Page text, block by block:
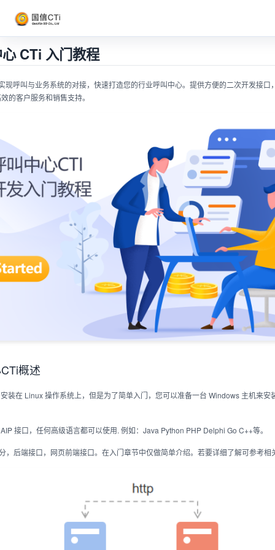
CTi 入门教程
现呼叫与业务系统的对接，快速打造您的行业呼叫中心。提供方便的二次开发接口
的客户服务和销售支持。
概述
装在 Linux 操作系统上，但是为了简单入门，您可以准备一台 Windows 主机来安
接口，任何高级语言都可以使用. 例如：Java Python PHP Delphi Go C++等。
，后端接口，网页前端接口。在入门章节中仅做简单介绍。若要详细了解可参考相